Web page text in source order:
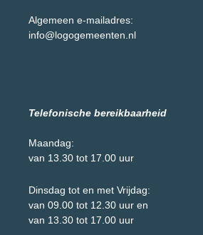
Algemeen e-mailadres:
info@logogemeenten.nl
Telefonische bereikbaarheid
Maandag:
van 13.30 tot 17.00 uur
Dinsdag tot en met Vrijdag:
van 09.00 tot 12.30 uur en
van 13.30 tot 17.00 uur